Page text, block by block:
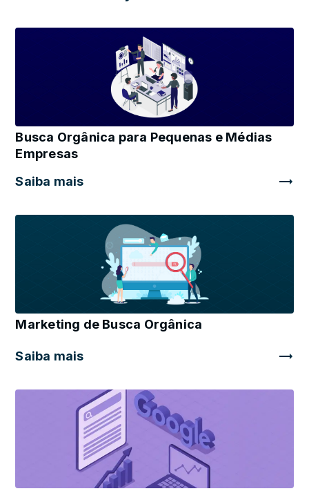
Busca Orgânica para Pequenas e Médias
Empresas
Saiba mais
Marketing de Busca Orgânica
Saiba mais